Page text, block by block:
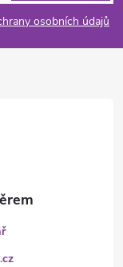
osobních údajů